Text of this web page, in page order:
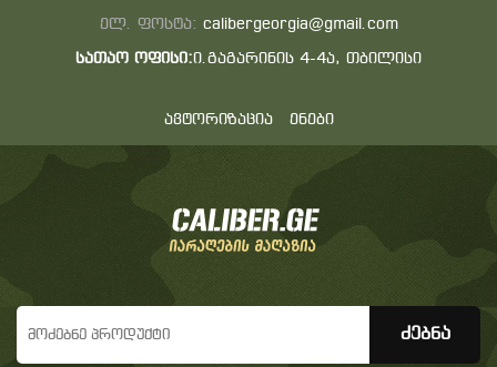
ელ. ფოსტა: calibergeorgia@gmail.com
სათაო ოფისი:ი.გაგარინის 4-4ა, თბილისი
ავტორიზაცია ენები